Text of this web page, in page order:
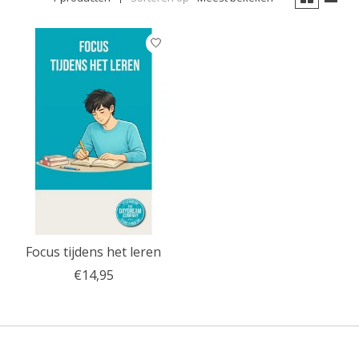
Focus tijdens het leren
€14,95